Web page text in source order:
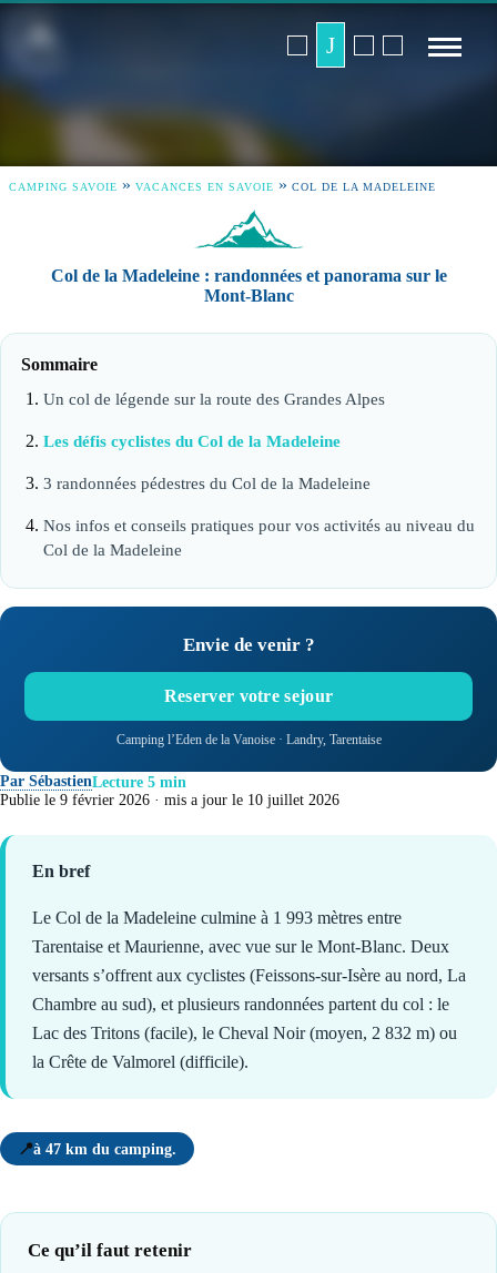
CAMPING SAVOIE » VACANCES EN SAVOIE » COL DE LA MADELEINE
Col de la Madeleine : randonnées et panorama sur le
Mont-Blanc
Par SébastienLecture 5 min
Publie le 9 février 2026 · mis a jour le 10 juillet 2026
En bref
Le Col de la Madeleine culmine à 1 993 mètres entre
Tarentaise et Maurienne, avec vue sur le Mont-Blanc. Deux
versants s’offrent aux cyclistes (Feissons-sur-Isère au nord, La
Chambre au sud), et plusieurs randonnées partent du col : le
Lac des Tritons (facile), le Cheval Noir (moyen, 2 832 m) ou
la Crête de Valmorel (difficile).
📍à 47 km du camping.
Ce qu’il faut retenir
Sommaire
Un col de légende sur la route des Grandes Alpes
Les défis cyclistes du Col de la Madeleine
3 randonnées pédestres du Col de la Madeleine
Nos infos et conseils pratiques pour vos activités au niveau du
Col de la Madeleine
Envie de venir ?
Reserver votre sejour
Camping l’Eden de la Vanoise · Landry, Tarentaise